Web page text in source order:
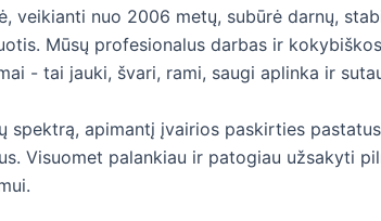
veikianti nuo 2006 metų, subūrė darnų,
Mūsų profesionalus darbas ir
- tai jauki, švari, rami, saugi aplinka ir
spektrą, apimantį įvairios paskirties
Visuomet palankiau ir patogiau užsakyti